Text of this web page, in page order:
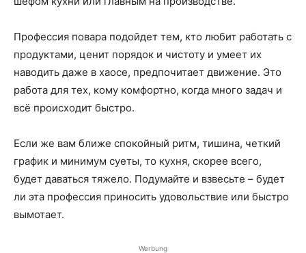
Профессия повара подойдет тем, кто любит работать с
продуктами, ценит порядок и чистоту и умеет их
наводить даже в хаосе, предпочитает движение. Это
работа для тех, кому комфортно, когда много задач и
всё происходит быстро.
Если же вам ближе спокойный ритм, тишина, четкий
график и минимум суеты, то кухня, скорее всего,
будет даваться тяжело. Подумайте и взвесьте – будет
ли эта профессия приносить удовольствие или быстро
вымотает.
Werbung